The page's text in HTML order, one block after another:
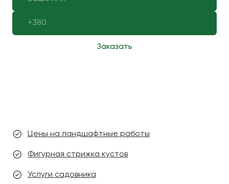
Заказать
Цены на ландшафтные работы
Фигурная стрижка кустов
Услуги садовника